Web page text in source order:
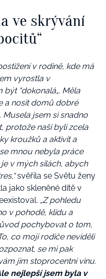
ve skrývání
v rodině, kde má
vyrostla v
“dokonalá„. Měla
a nosit domů dobré
jsem si snadno
protože naši byli zcela
kroužků a aktivit a
mnou nebyla práce
v mých silách, abych
svěřila se Světu ženy
jako skleněné dítě v
„Z pohledu
v pohodě, klidu a
pochybovat o tom,
co moji rodiče neviděli
se mi pak
jim stoprocentní vinu.
nejlepší jsem byla v